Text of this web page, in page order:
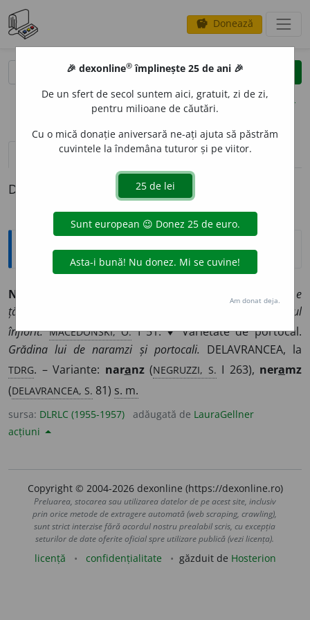
savings Donează
clear
opțiuni
definiții (1)
Definiția cu ID-ul 922837:
Explicative DEX
NAR
Dincolo e
țărmul ce-a fost de zei iubit Pe care-l încunună naramzul
înflorit. MACEDONSKI, O.I 51. ♦ Varietate de portocal.
Grădina lui de naramzi și portocali. DELAVRANCEA, la
TDRG. – Variante: naranz(NEGRUZZI, S. I 263), neramz
(DELAVRANCEA, S. 81) s. m.
sursa: DLRLC (1955-1957) adăugată de LauraGellner
acțiuni
Copyright © 2004-2026 dexonline (https://dexonline.ro)
Preluarea, stocarea sau utilizarea datelor de pe acest site, inclusiv
prin orice metode de extragere automată (web scraping, crawling),
sunt strict interzise fără acordul nostru prealabil scris, cu excepția
seturilor de date oferite oficial spre utilizare publică (vezi licența).
licență confidențialitate găzduit de Hosterion
🎉 dexonline® împlinește 25 de ani 🎉
De un sfert de secol suntem aici, gratuit, zi de zi,
pentru milioane de căutări.
Cu o mică donație aniversară ne-ați ajuta să păstrăm
cuvintele la îndemâna tuturor și pe viitor.
Am donat deja.